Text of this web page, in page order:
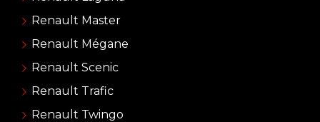
Renault Master
Renault Mégane
Renault Scenic
Renault Trafic
Renault Twingo